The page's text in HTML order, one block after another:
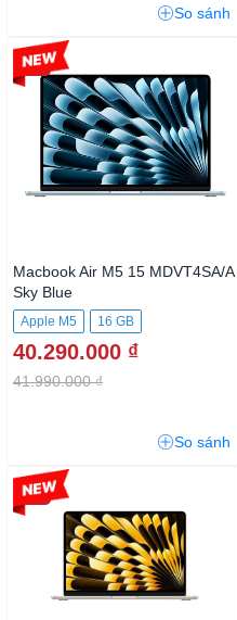
So sánh
Macbook Air M5 15 MDVT4SA/A
Sky Blue
Apple M5 16 GB
40.290.000 ₫
41.990.000 ₫
-4%
So sánh
-2%